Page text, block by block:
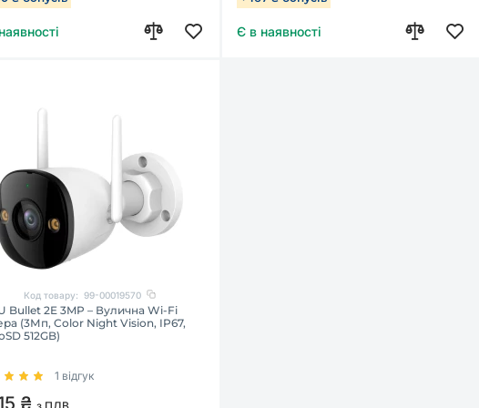
Є в наявності
Код товару: 99-00019570
Bullet 2E 3MP – Вулична Wi-Fi
(3Мп, Color Night Vision, IP67,
512GB)
1 відгук
₴